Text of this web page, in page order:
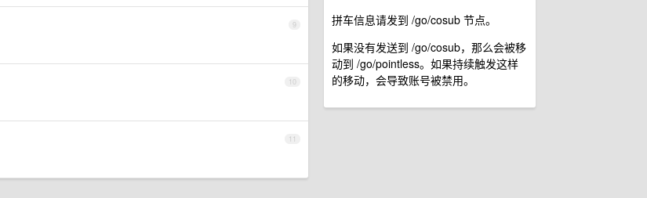
拼车信息请发到 /go/cosub 节点。
如果没有发送到 /go/cosub，那么会被移
动到 /go/pointless。如果持续触发这样
的移动，会导致账号被禁用。
9
10
11